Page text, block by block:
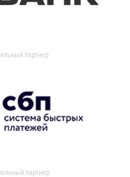
партнер
партнер